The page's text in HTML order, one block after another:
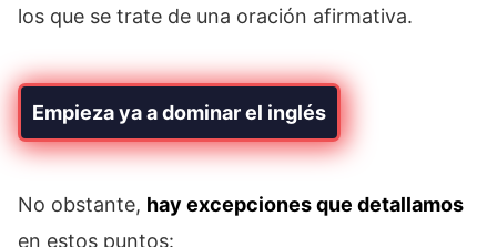
los que se trate de una oración afirmativa.
Empieza ya a dominar el inglés
No obstante, hay excepciones que detallamos
en estos puntos: